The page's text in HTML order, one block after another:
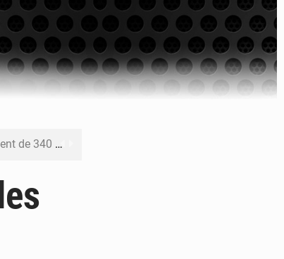
Sénégal 2050
et de l’électricité
à la vigilance